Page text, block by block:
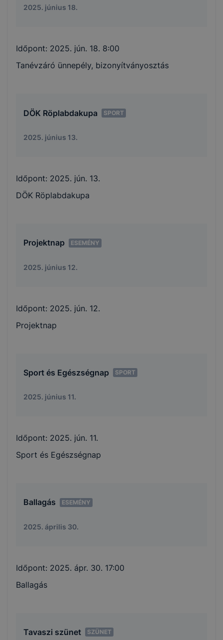
2025. június 18.
Időpont: 2025. jún. 18. 8:00
Tanévzáró ünnepély, bizonyítványosztás
DÖK Röplabdakupa SPORT
2025. június 13.
Időpont: 2025. jún. 13.
DÖK Röplabdakupa
Projektnap ESEMÉNY
2025. június 12.
Időpont: 2025. jún. 12.
Projektnap
Sport és Egészségnap SPORT
2025. június 11.
Időpont: 2025. jún. 11.
Sport és Egészségnap
Ballagás ESEMÉNY
2025. április 30.
Időpont: 2025. ápr. 30. 17:00
Ballagás
Tavaszi szünet SZÜNET